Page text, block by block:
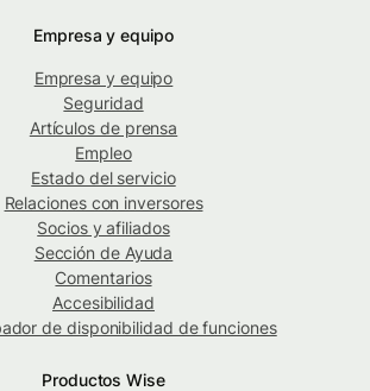
Empresa y equipo
Empresa y equipo
Seguridad
Artículos de prensa
Empleo
Estado del servicio
Relaciones con inversores
Socios y afiliados
Sección de Ayuda
Comentarios
Accesibilidad
de disponibilidad de funciones
Productos Wise